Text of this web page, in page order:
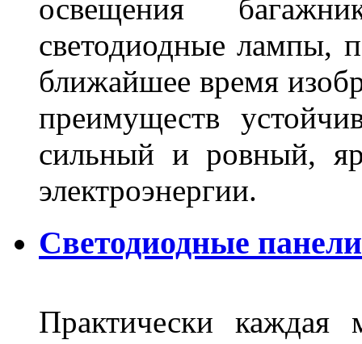
освещения
светодиодные лампы,
ближайшее время
преимуществ
сильный и ровный,
электроэнергии.
Светодиодные
Практически каждая